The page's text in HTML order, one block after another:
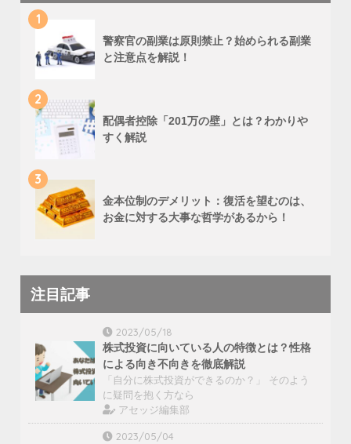
1
警察官の副業は原則禁止？始められる副業
と注意点を解説！
2
配偶者控除「201万の壁」とは？わかりや
すく解説
3
金本位制のデメリット：復活を望むのは、
お金に対する大事な哲学があるから！
注目記事
2023/05/18
株式投資に向いている人の特徴とは？性格
による向き不向きを徹底解説
「自分に株式投資ができるのか？」 そのよう
に疑問を抱く方なら
アセッジ編集部
2023/05/04